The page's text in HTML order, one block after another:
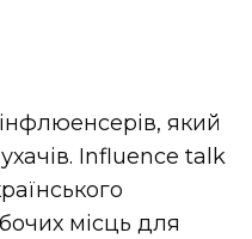
який
Influence talk
місць для